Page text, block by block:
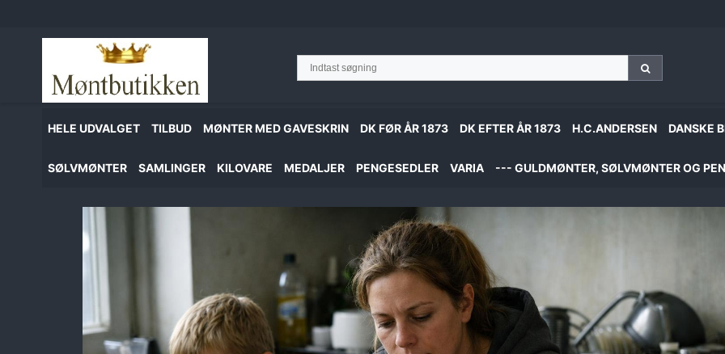
HELE UDVALGET TILBUD MØNTER MED GAVESKRIN DK FØR ÅR 1873 DK EFTER ÅR 1873 H.C.ANDERSEN DANSKE
SØLVMØNTER SAMLINGER KILOVARE MEDALJER PENGESEDLER VARIA --- GULDMØNTER, SØLVMØNTER OG